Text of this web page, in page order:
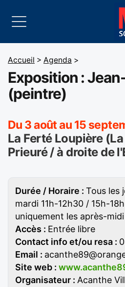
Accueil > Agenda >
Exposition :
(peintre)
Du 3 août au 15
La Ferté Loupière
Prieuré / à droite de
Durée / Horaire : Tous les
mardi 11h-12h30 / 15h-
uniquement les après-midi
Accès : Entrée libre
Contact info et/ou resa :
Email :
Site web :
Organisateur : Acanthe